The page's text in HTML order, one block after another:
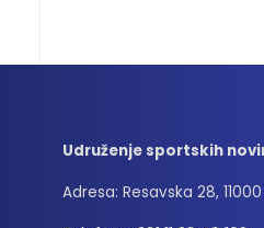
Udruženje sportskih
Adresa: Resavska 28,